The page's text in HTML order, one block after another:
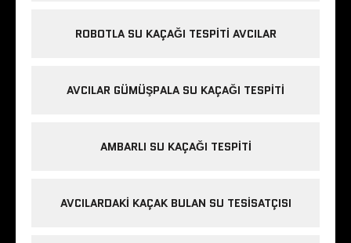
ROBOTLA SU KAÇAĞI TESPITI AVCILAR
AVCILAR GÜMÜŞPALA SU KAÇAĞI TESPITI
AMBARLI SU KAÇAĞI TESPITI
AVCILARDAKI KAÇAK BULAN SU TESISATÇISI